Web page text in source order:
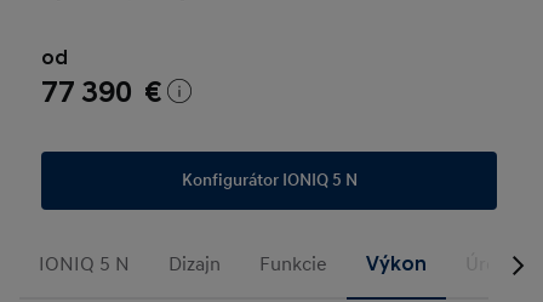
od
77 390 €
Konfigurátor IONIQ 5 N
IONIQ 5 N Dizajn Funkcie Výkon Úrovne